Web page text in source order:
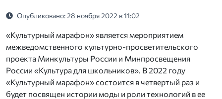
Опубликовано: 28 ноября 2022 в 11:02
«Культурный марафон» является мероприятием
межведомственного культурно-просветительского
проекта Минкультуры России и Минпросвещения
России «Культура для школьников». В 2022 году
«Культурный марафон» состоится в четвертый раз и
будет посвящен истории моды и роли технологий в ее